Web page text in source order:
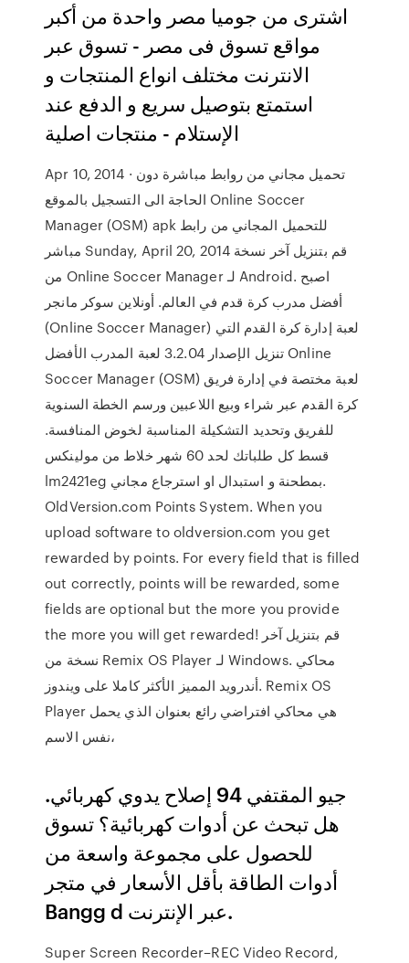
اشترى من جوميا مصر واحدة من أكبر
مواقع تسوق فى مصر - تسوق عبر
الانترنت مختلف انواع المنتجات و
استمتع بتوصيل سريع و الدفع عند
الإستلام - منتجات اصلية
Apr 10, 2014 · تحميل مجاني من روابط مباشرة دون
الحاجة الى التسجيل بالموقع Online Soccer
Manager (OSM) apk للتحميل المجاني من رابط
مباشر Sunday, April 20, 2014 قم بتنزيل آخر نسخة
من Online Soccer Manager لـ Android. اصبح
أفضل مدرب كرة قدم في العالم. أونلاين سوكر مانجر
(Online Soccer Manager) لعبة إدارة كرة القدم التي
تنزيل الإصدار 3.2.04 لعبة المدرب الأفضل Online
Soccer Manager (OSM) لعبة مختصة في إدارة فريق
كرة القدم عبر شراء وبيع اللاعبين ورسم الخطة السنوية
للفريق وتحديد التشكيلة المناسبة لخوض المنافسة.
قسط كل طلباتك لحد 60 شهر خلاط من مولينكس
lm2421eg بمطحنة و استبدال او استرجاع مجاني.
OldVersion.com Points System. When you
upload software to oldversion.com you get
rewarded by points. For every field that is filled
out correctly, points will be rewarded, some
fields are optional but the more you provide
the more you will get rewarded! قم بتنزيل آخر
نسخة من Remix OS Player لـ Windows. محاكي
أندرويد المميز الأكثر كاملا على ويندوز. Remix OS
Player هي محاكي افتراضي رائع بعنوان الذي يحمل
نفس الاسم،
جيو المقتفي 94 إصلاح يدوي كهربائي.
هل تبحث عن أدوات كهربائية؟ تسوق
للحصول على مجموعة واسعة من
أدوات الطاقة بأقل الأسعار في متجر
Bangg d عبر الإنترنت.
Super Screen Recorder–REC Video Record,